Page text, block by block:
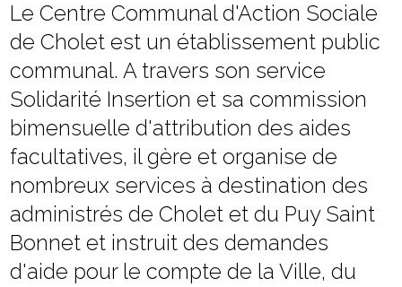
Le Centre Communal d'Action Sociale
de Cholet est un établissement public
communal. A travers son service
Solidarité Insertion et sa commission
bimensuelle d'attribution des aides
facultatives, il gère et organise de
nombreux services à destination des
administrés de Cholet et du Puy Saint
Bonnet et instruit des demandes
d'aide pour le compte de la Ville, du